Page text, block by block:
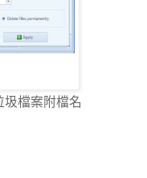
圾檔案附檔名